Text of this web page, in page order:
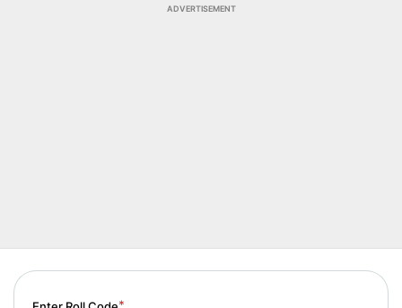
ADVERTISEMENT
*